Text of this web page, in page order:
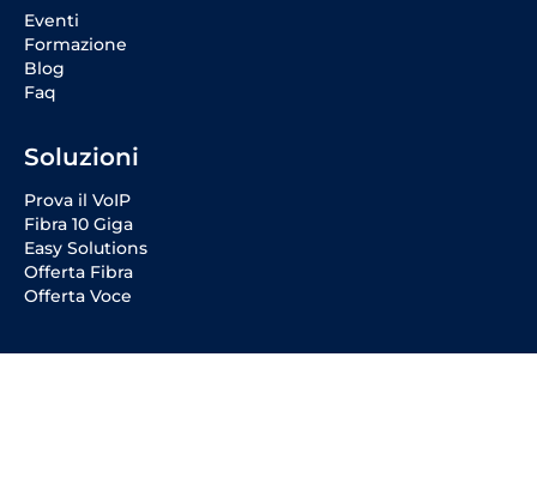
Eventi
Formazione
Blog
Faq
Soluzioni
Prova il VoIP
Fibra 10 Giga
Easy Solutions
Offerta Fibra
Offerta Voce